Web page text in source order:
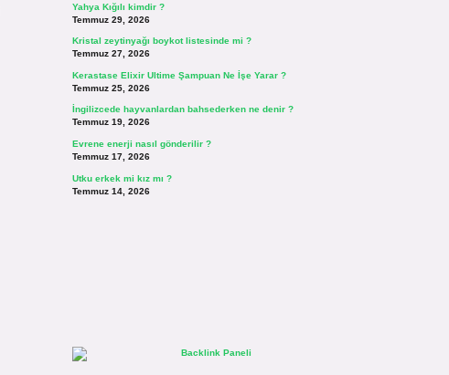
Yahya Kığılı kimdir ?
Temmuz 29, 2026
Kristal zeytinyağı boykot listesinde mi ?
Temmuz 27, 2026
Kerastase Elixir Ultime Şampuan Ne İşe Yarar ?
Temmuz 25, 2026
İngilizcede hayvanlardan bahsederken ne denir ?
Temmuz 19, 2026
Evrene enerji nasıl gönderilir ?
Temmuz 17, 2026
Utku erkek mi kız mı ?
Temmuz 14, 2026